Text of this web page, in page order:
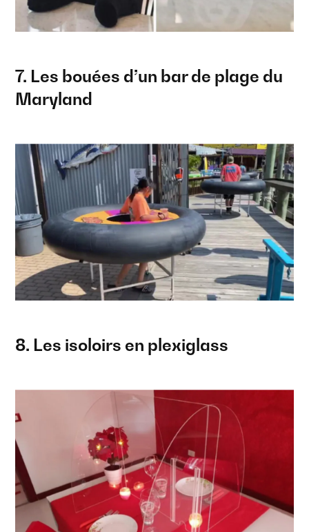
7. Les bouées d’un bar de plage du
Maryland
8. Les isoloirs en plexiglass